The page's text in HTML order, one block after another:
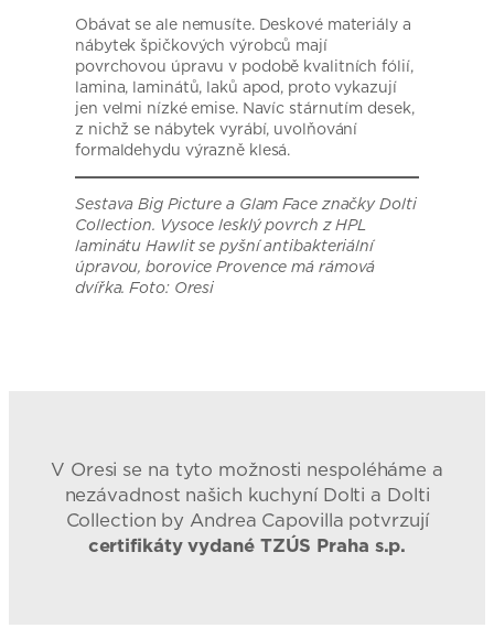
Obávat se ale nemusíte. Deskové materiály a
nábytek špičkových výrobců mají
povrchovou úpravu v podobě kvalitních fólií,
lamina, laminátů, laků apod, proto vykazují
jen velmi nízké emise. Navíc stárnutím desek,
z nichž se nábytek vyrábí, uvolňování
formaldehydu výrazně klesá.
Sestava Big Picture a Glam Face značky Dolti
Collection. Vysoce lesklý povrch z HPL
laminátu Hawlit se pyšní antibakteriální
úpravou, borovice Provence má rámová
dvířka. Foto: Oresi
V Oresi se na tyto možnosti nespoléháme a
nezávadnost našich kuchyní Dolti a Dolti
Collection by Andrea Capovilla potvrzují
certifikáty vydané TZÚS Praha s.p.